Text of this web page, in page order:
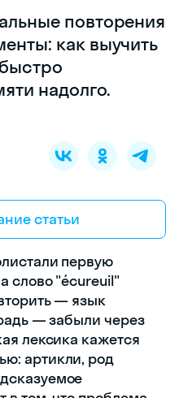
повторения
как выучить
надолго.
статьи
первую
слово "écureuil"
— язык
— забыли через
лексика кажется
артикли, род